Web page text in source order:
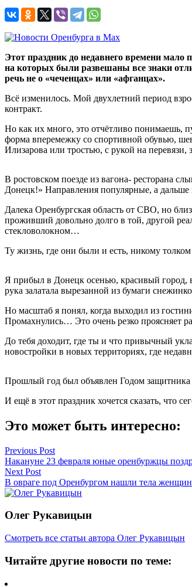
Этот праздник до недавнего времени
на которых были развешаны все знаки
речь не о «чеченцах» или «афганцах».
Всё изменилось. Мой двухлетний период
контракт.
Но как их много, это отчётливо понимаешь,
форма вперемежку со спортивной обувью,
Илизарова или тростью, с рукой на перевязи,
В ростовском поезде из вагона- ресторана
Донецк!» Направления популярные, а дальше
Далека Оренбургская область от СВО, но
проживший довольно долго в той, другой
стекловолокном…
Ту жизнь, где они были и есть, никому
Я прибыл в Донецк осенью, красивый город,
рука залатала вырезанной из бумаги
Но масштаб я понял, когда выходил из
Промахнулись… Это очень резко проясняет
До тебя доходит, где ты и что привычный
новостройки в новых территориях, где
Прошлый год был объявлен Годом защитника
И ещё в этот праздник хочется сказать, что
Это может быть интересно:
Навигация
по
записям
Previous Post
Накануне 23 февраля юные оренбуржцы
Next Post
В овраге под Оренбургом нашли тела
Олег Рукавицын
Смотреть все статьи автора Олег Рукавицын
Читайте другие новости по теме: